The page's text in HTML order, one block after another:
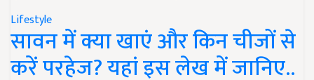
Lifestyle
सावन में क्या खाएं और किन चीजों से
करें परहेज? यहां इस लेख में जानिए..